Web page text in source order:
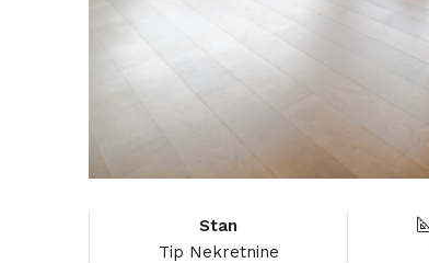
Stan
Tip Nekretnine